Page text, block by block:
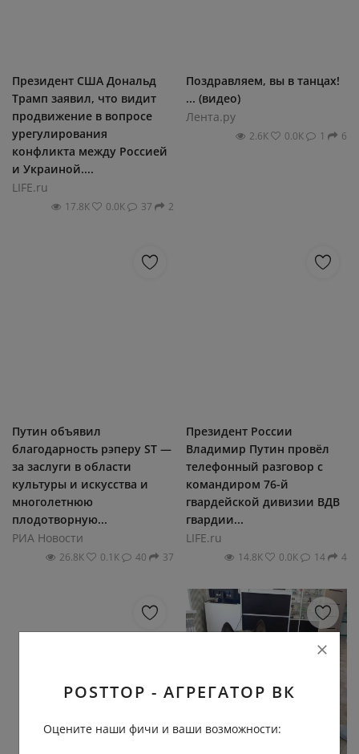
Президент США Дональд
Трамп заявил, что видит
продвижение в вопросе
урегулирования
конфликта между Россией
и Украиной....
LIFE.ru
17.8К 0.0К 37 2
Поздравляем, вы в танцах!
... (видео)
Лента.ру
2.6К 0.0К 1 6
Путин объявил
благодарность рэперу ST —
за заслуги в области
культуры и искусства и
многолетнюю
плодотворную...
РИА Новости
26.8К 0.1К 40 37
Президент России
Владимир Путин провёл
телефонный разговор с
командиром 76-й
гвардейской дивизии ВДВ
гвардии...
LIFE.ru
14.8К 0.0К 14 4
POSTTOP - АГРЕГАТОР ВК
Оцените наши фичи и ваши возможности: